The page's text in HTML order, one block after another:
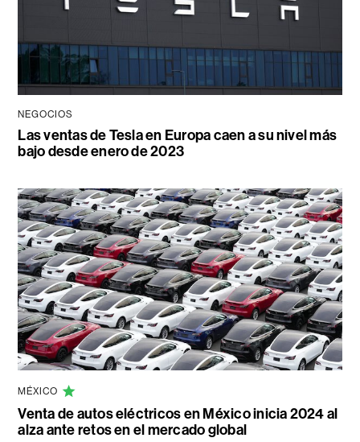
NEGOCIOS
Las ventas de Tesla en Europa caen a su nivel más
bajo desde enero de 2023
MÉXICO
Venta de autos eléctricos en México inicia 2024 al
alza ante retos en el mercado global